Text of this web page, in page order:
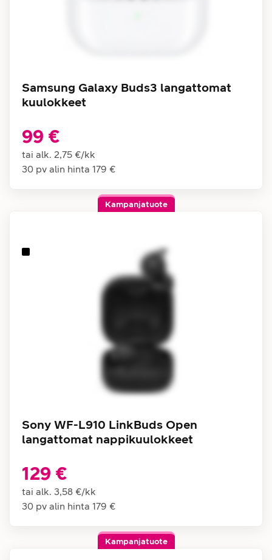
Samsung Galaxy Buds3 langattomat
kuulokkeet
99 €
tai alk. 2,75 €/kk
30 pv alin hinta 179 €
Kampanjatuote
Sony WF-L910 LinkBuds Open
langattomat nappikuulokkeet
129 €
tai alk. 3,58 €/kk
30 pv alin hinta 179 €
Kampanjatuote